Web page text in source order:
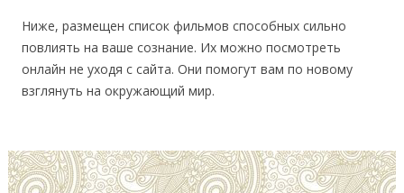
Ниже, размещен список фильмов способных сильно
повлиять на ваше сознание. Их можно посмотреть
онлайн не уходя с сайта. Они помогут вам по новому
взглянуть на окружающий мир.